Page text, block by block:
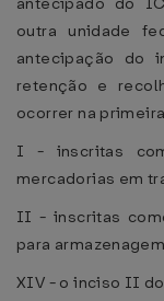
antecipado do
outra unidade
antecipação do
retenção e
ocorrer na
I - inscritas
mercadorias em
II - inscritas
para
XIV - o inciso II